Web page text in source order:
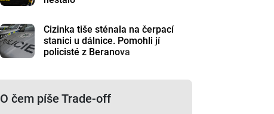
Cizinka tiše sténala na čerpací
stanici u dálnice. Pomohli jí
policisté z Beranova
O čem píše Trade-off